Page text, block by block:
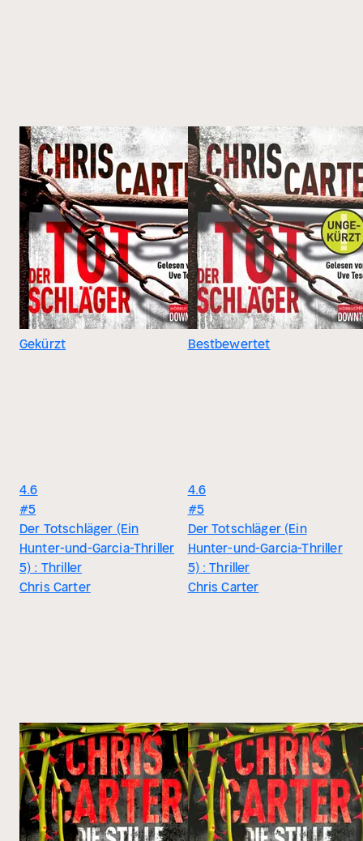
Gekürzt
4.6
#5
Der Totschläger (Ein
Hunter-und-Garcia-Thriller
5) : Thriller
Chris Carter
Bestbewertet
4.6
#5
Der Totschläger (Ein
Hunter-und-Garcia-Thriller
5) : Thriller
Chris Carter